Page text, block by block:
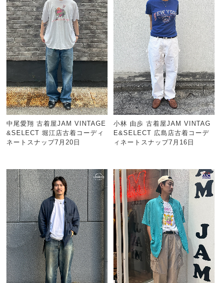
中尾愛翔 古着屋JAM VINTAGE
&SELECT 堀江店古着コーディ
ネートスナップ7月20日
小林 由歩 古着屋JAM VINTAG
E&SELECT 広島店古着コーデ
ィネートスナップ7月16日